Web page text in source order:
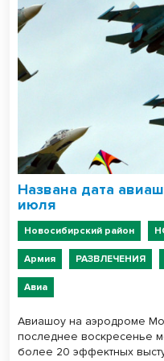
Названа дата
июля
Новосибирский район
Армия РАЗВЛЕЧЕНИЯ
Авиа
Авиашоу на аэродроме
последнее воскресенье
более 20 эффектных